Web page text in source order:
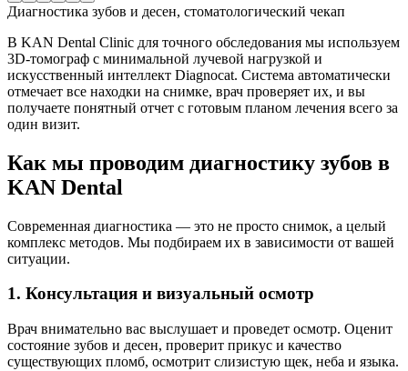
Диагностика зубов и десен, стоматологический чекап
В KAN Dental Clinic для точного обследования мы используем
3D-томограф с минимальной лучевой нагрузкой и
искусственный интеллект Diagnocat. Система автоматически
отмечает все находки на снимке, врач проверяет их, и вы
получаете понятный отчет с готовым планом лечения всего за
один визит.
Как мы проводим диагностику зубов в
KAN Dental
Современная диагностика — это не просто снимок, а целый
комплекс методов. Мы подбираем их в зависимости от вашей
ситуации.
1. Консультация и визуальный осмотр
Врач внимательно вас выслушает и проведет осмотр. Оценит
состояние зубов и десен, проверит прикус и качество
существующих пломб, осмотрит слизистую щек, неба и языка.